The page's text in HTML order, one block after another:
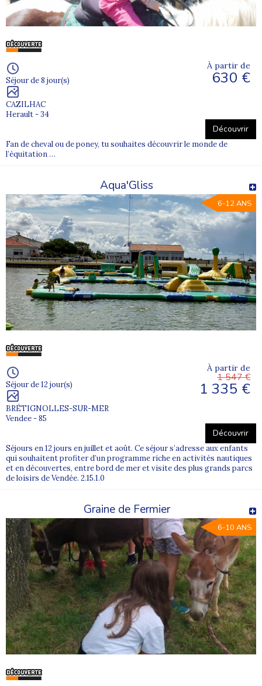
Séjour de 8 jour(s)
CAZILHAC
Herault - 34
À partir de
630 €
Découvrir
Fan de cheval ou de poney, tu souhaites découvrir le monde de
l’équitation …
Aqua'Gliss
6-12 ANS
Séjour de 12 jour(s)
BRÉTIGNOLLES-SUR-MER
Vendee - 85
À partir de
1 547 €
1 335 €
Découvrir
Séjours en 12 jours en juillet et août. Ce séjour s’adresse aux enfants
qui souhaitent profiter d’un programme riche en activités nautiques
et en découvertes, entre bord de mer et visite des plus grands parcs
de loisirs de Vendée. 2.15.1.0
Graine de Fermier
6-10 ANS